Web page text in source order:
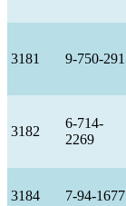
3181 9-750-291
3182
6-714-
2269
3184 7-94-1677